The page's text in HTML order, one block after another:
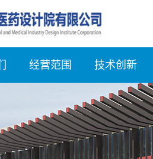
经营范围 技术创新